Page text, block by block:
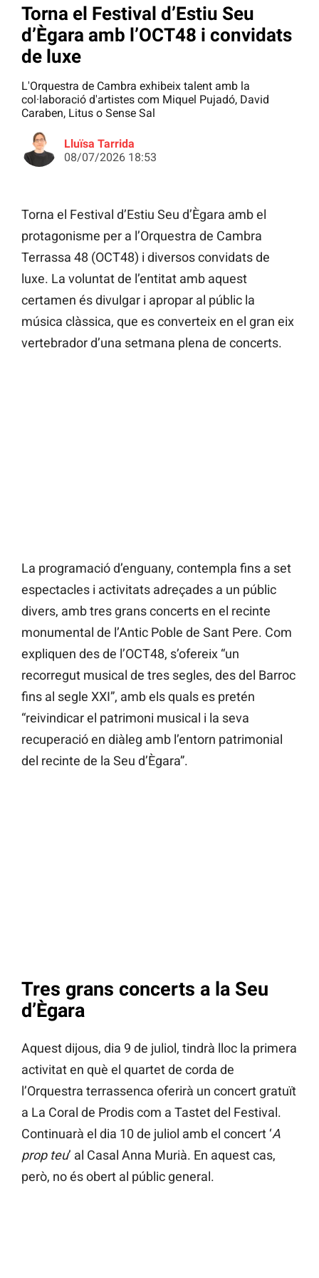
Torna el Festival d’Estiu Seu
d’Ègara amb l’OCT48 i convidats
de luxe
L'Orquestra de Cambra exhibeix talent amb la
col·laboració d'artistes com Miquel Pujadó, David
Caraben, Litus o Sense Sal
Lluïsa Tarrida
08/07/2026 18:53
Torna el Festival d’Estiu Seu d’Ègara amb el
protagonisme per a l’Orquestra de Cambra
Terrassa 48 (OCT48) i diversos convidats de
luxe. La voluntat de l’entitat amb aquest
certamen és divulgar i apropar al públic la
música clàssica, que es converteix en el gran eix
vertebrador d’una setmana plena de concerts.
La programació d’enguany, contempla fins a set
espectacles i activitats adreçades a un públic
divers, amb tres grans concerts en el recinte
monumental de l’Antic Poble de Sant Pere. Com
expliquen des de l’OCT48, s’ofereix “un
recorregut musical de tres segles, des del Barroc
fins al segle XXI”, amb els quals es pretén
“reivindicar el patrimoni musical i la seva
recuperació en diàleg amb l’entorn patrimonial
del recinte de la Seu d’Ègara”.
Tres grans concerts a la Seu
d’Ègara
Aquest dijous, dia 9 de juliol, tindrà lloc la primera
activitat en què el quartet de corda de
l’Orquestra terrassenca oferirà un concert gratuït
a La Coral de Prodis com a Tastet del Festival.
Continuarà el dia 10 de juliol amb el concert ‘A
prop teu’ al Casal Anna Murià. En aquest cas,
però, no és obert al públic general.